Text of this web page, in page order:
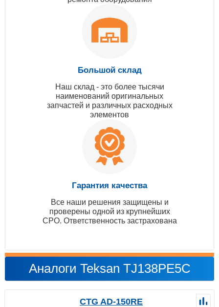
Большой склад
Наш склад - это более тысячи
наименований оригинальных
запчастей и различных расходных
элементов
Гарантия качества
Все наши решения защищены и
проверены одной из крупнейших
СРО. Ответственность застрахована
Аналоги Teksan TJ138PE5C
CTG AD-150RE